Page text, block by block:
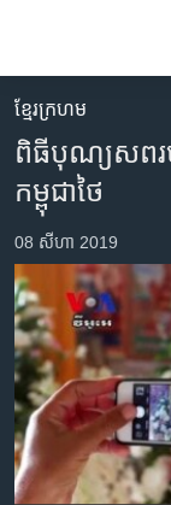
គេហទំព័រ​
ទាក់ទង
រំលង​
និង​
ទៅ​​
ទំព័រ​
ព័ត៌មាន​​
តែ​
ម្តង
រំលង​
និង​
ចូល​
ទៅ​
កម្ពុជា
អន្តរជាតិ
អាមេរិក
ហេឡូវីអូអេ
កម្ពុជាច្នៃប្រតិដ្ឋ
ព្រឹត្តិការណ៍ព័ត៌មាន
ទូរទស្សន៍ / វីដេអូ​
វិទ្យុ / ផតខាសថ៍
ខ្មែរ​ក្រហម
ពិធីបុណ្យសពរ
កម្ពុជាថៃ
08 សីហា 2019
No